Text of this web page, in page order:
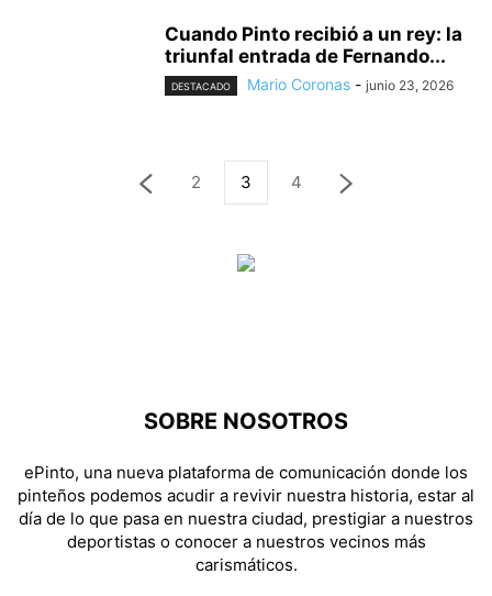
Cuando Pinto recibió a un rey: la
triunfal entrada de Fernando...
DESTACADO Mario Coronas - junio 23, 2026
2 3 4
SOBRE NOSOTROS
ePinto, una nueva plataforma de comunicación donde los
pinteños podemos acudir a revivir nuestra historia, estar al
día de lo que pasa en nuestra ciudad, prestigiar a nuestros
deportistas o conocer a nuestros vecinos más
carismáticos.